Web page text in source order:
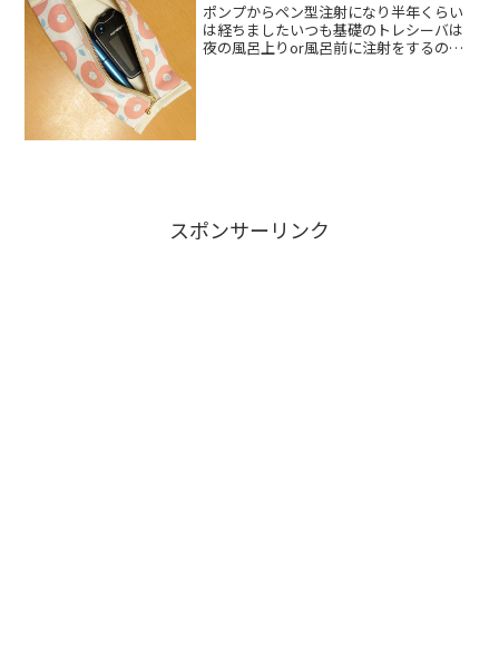
ポンプからペン型注射になり半年くらい
は経ちましたいつも基礎のトレシーバは
夜の風呂上りor風呂前に注射をするので
スポンサーリンク